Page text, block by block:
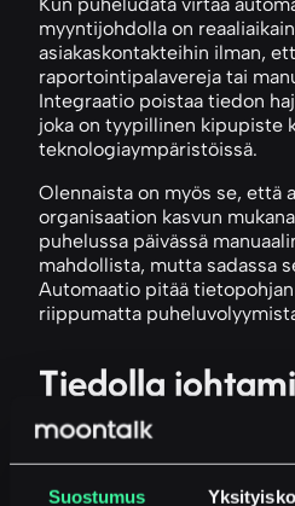
Suostumus
myyntijohdolla on
asiakaskontakteihin ilman,
raportointipalavereja tai
Integraatio poistaa tiedon
joka on tyypillinen kipupiste
teknologiaympäristöissä.
Olennaista on myös se, että
organisaation kasvun
puhelussa päivässä
mahdollista, mutta sadassa
Automaatio pitää
riippumatta
Tiedolla
luotettavan
Tiedolla johtaminen ei ole